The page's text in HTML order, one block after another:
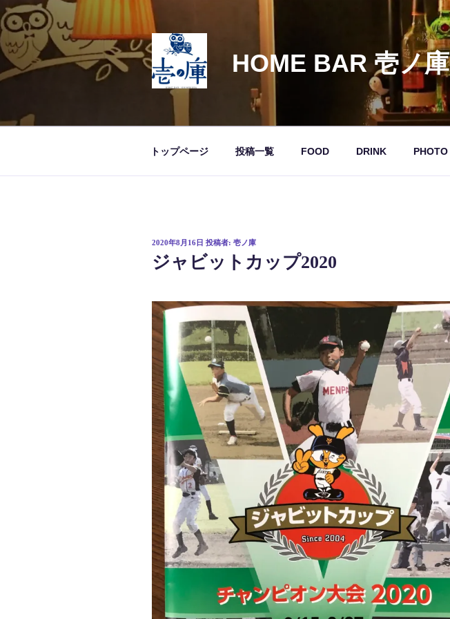
コ
ン
テ
ン
ツ
キ
HOME BAR 壱ノ庫
トップページ 投稿一覧 FOOD DRINK PHOTO
投
日:
2020年8月16日 投稿者: 壱ノ庫
ジャビットカップ2020